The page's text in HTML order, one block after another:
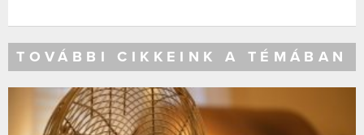
TOVÁBBI CIKKEINK A TÉMÁBAN